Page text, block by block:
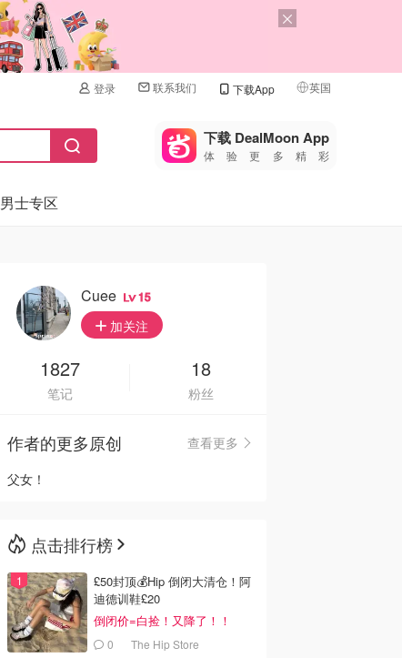
登录 联系我们 下载App 英国
🇺🇸
🇨🇳 中国
🇦🇺
🇳🇿新西兰
下载 DealMoon App
体验更多精彩
男士专区
Cuee 15
加关注
1827
笔记
18
粉丝
作者的更多原创
查看更多
父女！
点击排行榜
£50封顶💰Hip 倒闭大清仓！阿
迪德训鞋£20
倒闭价=白捡！又降了！！
0 The Hip Store